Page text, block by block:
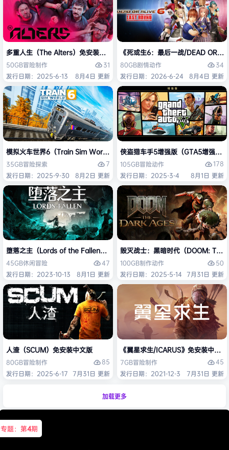
多重人生（The Alters）免安装中文版
50GB冒险制作
31
发行日期：2025-6-13
8月4日 更新
《死或生6：最后一战/DEAD OR
80GB剧情动作
34
发行日期：2026-6-24
8月4日 更新
模拟火车世界6（Train Sim World 6）免安装中文版
35GB冒险探索
7
发行日期：2025-9-30
8月2日 更新
侠盗猎车手5增强版（GTA5增强版
105GB冒险动作
178
发行日期：2025-3-4
8月1日 更新
堕落之主（Lords of the Fallen）免安装中文版
45GB休闲冒险
47
发行日期：2023-10-13
8月1日 更新
毁灭战士：黑暗时代（DOOM: The
100GB制作动作
50
发行日期：2025-5-14 7月31日 更新
人渣（SCUM）免安装中文版
80GB冒险制作
85
发行日期：2025-6-17 7月31日 更新
《翼星求生/ICARUS》免安装中文版
7GB冒险制作
45
发行日期：2021-12-3
7月31日 更新
加载更多
专题：第4期